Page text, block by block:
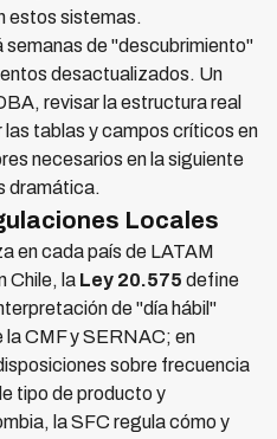
estos sistemas.
de "descubrimiento"
desactualizados. Un
revisar la estructura real
tablas y campos críticos en
necesarios en la siguiente
dramática.
Locales
en cada país de LATAM
Chile, la Ley 20.575 define
de "día hábil"
la CMF y SERNAC; en
sobre frecuencia
tipo de producto y
la SFC regula cómo y